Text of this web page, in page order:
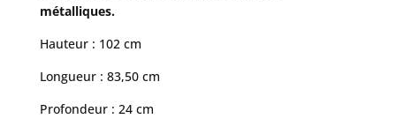
métalliques.
Hauteur : 102 cm
Longueur : 83,50 cm
Profondeur : 24 cm